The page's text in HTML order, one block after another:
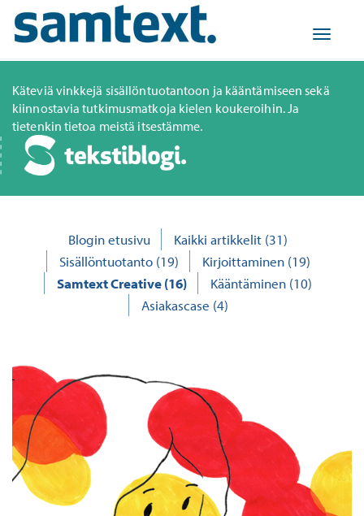
Toggle
Käteviä vinkkejä sisällöntuotantoon ja kääntämiseen sekä
kiinnostavia tutkimusmatkoja kielen koukeroihin. Ja
tietenkin tietoa meistä itsestämme.
Blogin etusivu Kaikki artikkelit (31)
Sisällöntuotanto(19) Kirjoittaminen(19)
Samtext Creative(16) Kääntäminen (10)
Asiakascase (4)